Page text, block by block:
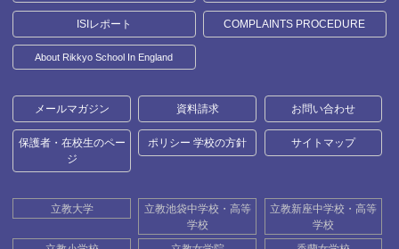
ISIレポート COMPLAINTS PROCEDURE
About Rikkyo School In England
メールマガジン 資料請求 お問い合わせ
保護者・在校生のペー
ジ
ポリシー 学校の方針 サイトマップ
立教大学
立教池袋中学校・高等
学校
立教新座中学校・高等
学校